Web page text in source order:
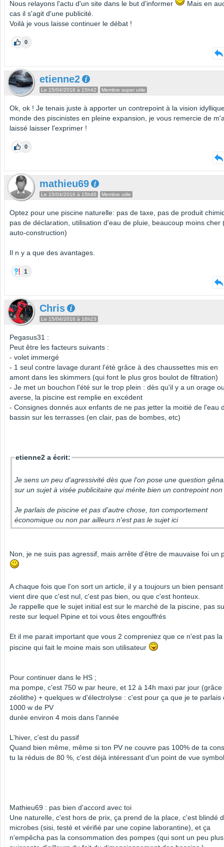
Nous relayons l'actu d'un site dans le but d'informer
Mais en
cas il s'agit d'une publicité.
Voilà je vous laisse continuer le débat !
0
etienne2
Le 15/04/2016 à 15h42 Membre super utile
Ok, ok ! Je tenais juste à apporter un contrepoint à la vision
monde des piscinistes en pleine expansion, je vous remercie de
laissé laisser l'exprimer !
0
mathieu69
Le 15/04/2016 à 15h46 Membre utile
Optez pour une piscine naturelle: pas de taxe, pas de produit
pas de déclaration, utilisation d'eau de pluie, beaucoup moins cher
auto-construction)
Il n y a que des avantages.
1
Chris
Le 15/04/2016 à 16h23
Pegasus31 :
Peut être les facteurs suivants :
- volet immergé
- 1 seul contre lavage durant l'été grâce à des chaussettes mis en
amont dans les skimmers (qui font le plus gros boulot de filtration)
- Je met un bouchon l'été sur le trop plein : dès qu'il y a un orage
averse, la piscine est remplie en excédent
- Consignes donnés aux enfants de ne pas jetter la moitié de l'eau
bassin sur les terrasses (en clair, pas de bombes, etc)
etienne2 a écrit:
Je sens un peu d'agressivité dès que l'on pose une question
sur un sujet à visée publicitaire qui mérite bien un contrepoint
Je parlais de piscine et pas d'autre chose, ton comportement
économique ou non par ailleurs n'est pas le sujet ici
Non, je ne suis pas agressif, mais arrête d'être de mauvaise foi un
A chaque fois que l'on sort un article, il y a toujours un bien
vient dire que c'est nul, c'est pas bien, ou que c'est honteux.
Je rappelle que le sujet initial est sur le marché de la piscine, pas
reste sur lequel Pipine et toi vous êtes engouffrés
Et il me parait important que vous 2 compreniez que ce n'est pas la
piscine qui fait le moine mais son utilisateur
Pour continuer dans le HS ;
ma pompe, c'est 750 w par heure, et 12 à 14h maxi par jour (grâce
zéolithe) + quelques w d'électrolyse : c'est pour ça que je te parlais
1000 w de PV
durée environ 4 mois dans l'année
L'hiver, c'est du passif
Quand bien même, même si ton PV ne couvre pas 100% de ta
tu la réduis de 80 %, c'est déjà intéressant d'un point de vue
Mathieu69 : pas bien d'accord avec toi
Une naturelle, c'est hors de prix, ça prend de la place, c'est blindé
microbes (sisi, testé et vérifié par une copine laborantine), et ça
n'empêcha pas la consommation des pompes (qui sont un peu plus